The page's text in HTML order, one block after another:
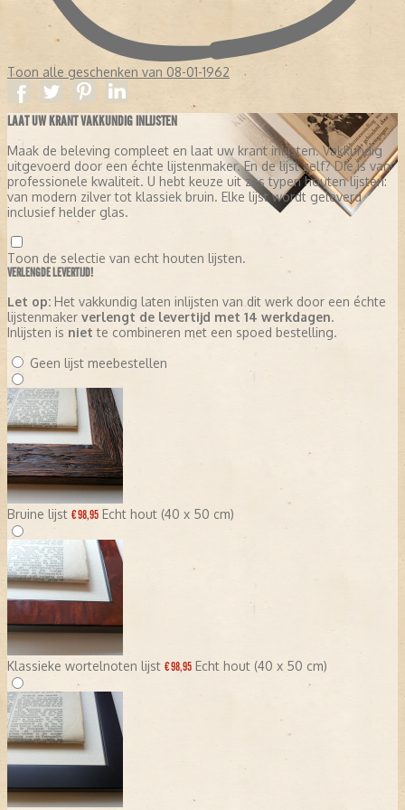
het aantal abonnees van Trouw / ‘Het Kwartet’ daalde drastisch.
Op zaterdag 1 februari 1975 verscheen de laatste editie van De
Rotterdammer onder de eigen naam maar zonder nummer.
Toon alle geschenken van 08-01-1962
LAAT UW KRANT VAKKUNDIG INLIJSTEN
Maak de beleving compleet en laat uw krant inlijsten. Vakkundig
uitgevoerd door een échte lijstenmaker. En de lijst zelf? Die is van
professionele kwaliteit. U hebt keuze uit zes typen houten lijsten:
van modern zilver tot klassiek bruin. Elke lijst wordt geleverd
inclusief helder glas.
Toon de selectie van echt houten lijsten.
VERLENGDE LEVERTIJD!
Let op: Het vakkundig laten inlijsten van dit werk door een échte
lijstenmaker verlengt de levertijd met 14 werkdagen.
Inlijsten is niet te combineren met een spoed bestelling.
Geen lijst meebestellen
Bruine lijst € 98,95 Echt hout (40 x 50 cm)
Klassieke wortelnoten lijst € 98,95 Echt hout (40 x 50 cm)